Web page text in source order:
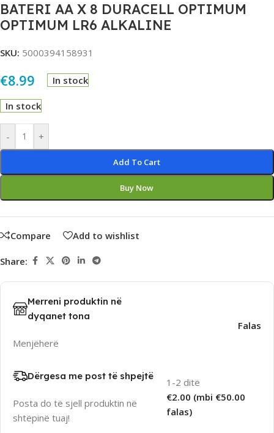
BATERI AA X 8 DURACELL OPTIMUM
OPTIMUM LR6 ALKALINE
SKU: 5000394158931
€8.99 In stock
In stock
- +
Add To Cart
Buy Now
Alternative:
Compare Add to wishlist
Share:
Merreni produktin në
dyqanet tona
Menjëherë
Falas
Dërgesa me post të shpejtë
Posta do të sjell produktin në
shtëpinë tuaj!
1-2 ditë
€2.00 (mbi €50.00
falas)